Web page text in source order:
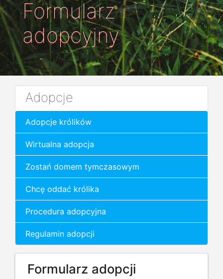
Formularz
adopcyjny
Adopcje
Adopcje królików
Wirtualna adopcja
Zostań domem tymczasowym
Chcę oddać królika
Procedura adopcyjna
Regulamin adopcji
Formularz adopcji